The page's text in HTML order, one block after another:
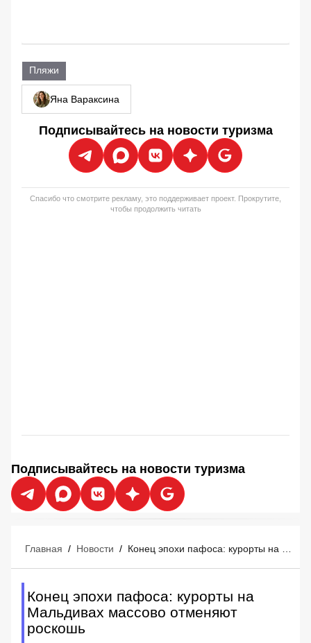
Пляжи
Яна Вараксина
Подписывайтесь на новости туризма
Спасибо что смотрите рекламу, это поддерживает проект. Прокрутите,
чтобы продолжить читать
Подписывайтесь на новости туризма
Главная / Новости /
Конец эпохи пафоса: курорты на
Мальдивах массово отменяют
роскошь